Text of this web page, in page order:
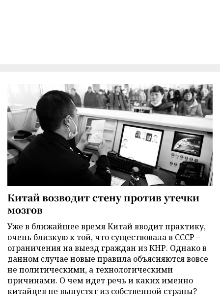
Китай возводит стену против утечки
мозгов
Уже в ближайшее время Китай вводит практику,
очень близкую к той, что существовала в СССР –
ограничения на выезд граждан из КНР. Однако в
данном случае новые правила объясняются вовсе
не политическими, а технологическими
причинами. О чем идет речь и каких именно
китайцев не выпустят из собственной страны?